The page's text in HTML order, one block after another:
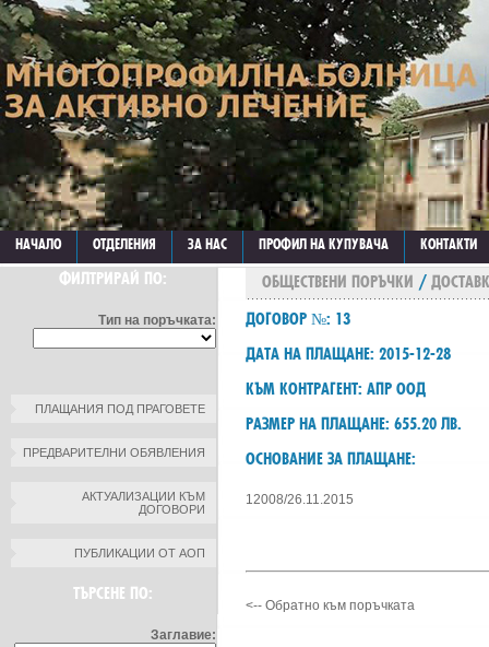
НАЧАЛО ОТДЕЛЕНИЯ ЗА НАС ПРОФИЛ НА КУПУВАЧА КОНТАКТИ
ФИЛТРИРАЙ ПО:
Тип на поръчката:
ПЛАЩАНИЯ ПОД ПРАГОВЕТЕ
ПРЕДВАРИТЕЛНИ ОБЯВЛЕНИЯ
АКТУАЛИЗАЦИИ КЪМ
ДОГОВОРИ
ПУБЛИКАЦИИ ОТ АОП
ТЪРСЕНЕ ПО:
Заглавие:
ОБЩЕСТВЕНИ ПОРЪЧКИ /
ДОГОВОР №: 13
ДАТА НА ПЛАЩАНЕ: 2015-12-28
КЪМ КОНТРАГЕНТ: АПР ООД
РАЗМЕР НА ПЛАЩАНЕ: 655.20 ЛВ.
ОСНОВАНИЕ ЗА ПЛАЩАНЕ:
12008/26.11.2015
<-- Обратно към поръчката